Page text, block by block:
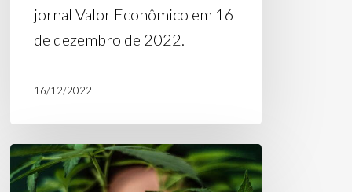
jornal Valor Econômico em 16
de dezembro de 2022.
16/12/2022
Artigo
na